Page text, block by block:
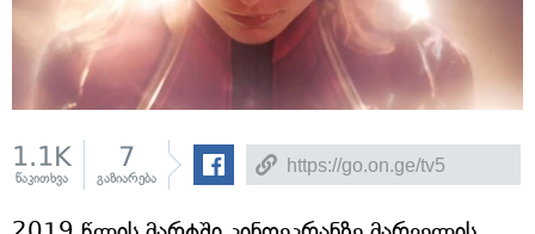
1.1K
წაკითხვა
7
გაზიარება